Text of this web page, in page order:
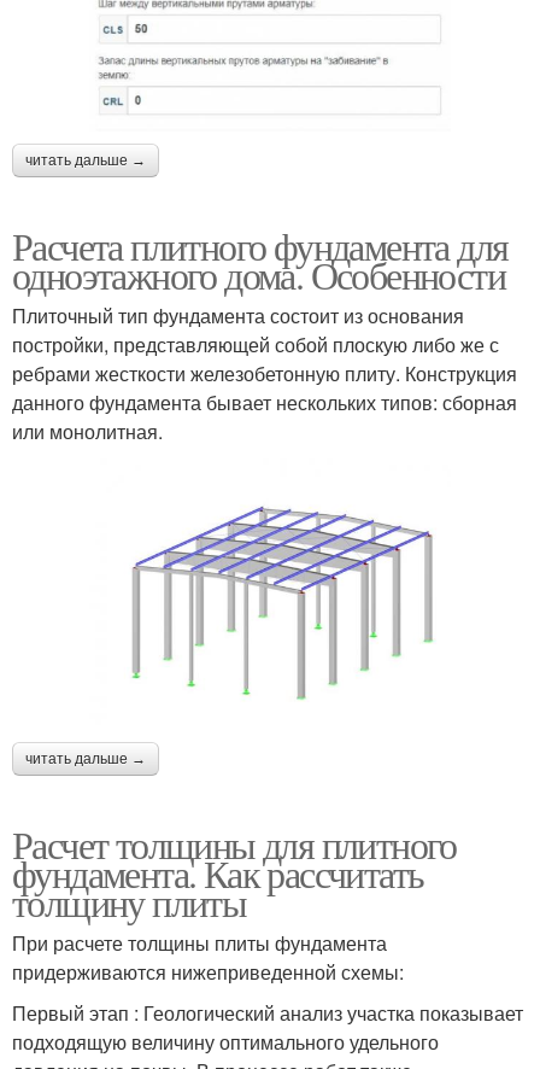
читать дальше →
Расчета плитного фундамента для
одноэтажного дома. Особенности
Плиточный тип фундамента состоит из основания
постройки, представляющей собой плоскую либо же с
ребрами жесткости железобетонную плиту. Конструкция
данного фундамента бывает нескольких типов: сборная
или монолитная.
читать дальше →
Расчет толщины для плитного
фундамента. Как рассчитать
толщину плиты
При расчете толщины плиты фундамента
придерживаются нижеприведенной схемы:
Первый этап : Геологический анализ участка показывает
подходящую величину оптимального удельного